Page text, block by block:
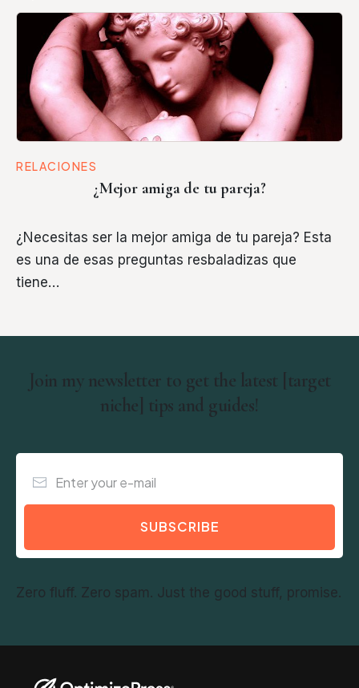
RELACIONES
¿Mejor amiga de tu pareja?
¿Necesitas ser la mejor amiga de tu pareja? Esta
es una de esas preguntas resbaladizas que
tiene…
Join my newsletter to get the latest [target
niche] tips and guides!
SUBSCRIBE
Zero fluff. Zero spam. Just the good stuff, promise.